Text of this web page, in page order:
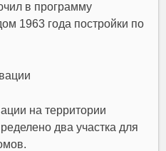
в программу
1963 года постройки по
на территории
два участка для